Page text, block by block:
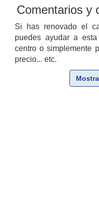
Comentarios y
Si has renovado el
puedes ayudar a
centro o simplemente
precio... etc.